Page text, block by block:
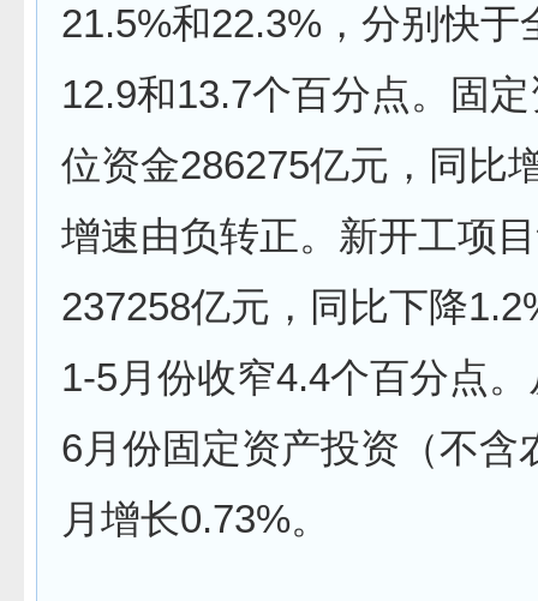
21.5%和22.3%，分别快于
12.9和13.7个百分点。固
位资金286275亿元，同比
增速由负转正。新开工项
237258亿元，同比下降
1-5月份收窄4.4个百分点
6月份固定资产投资（不含
月增长0.73%。